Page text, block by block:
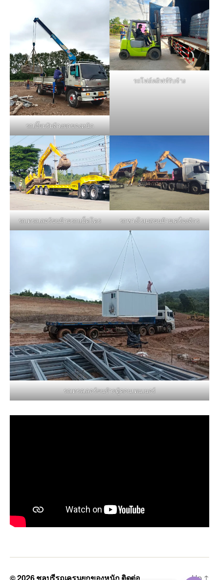
รถเฮี๊ยบรับจ้างยกของหนัก
รถโฟล์คลิฟท์รับจ้าง
รถเทรลเลอร์ขนย้ายรถแม็คโคร รถหางโรเบสขนย้ายเครื่องจักร
รถเทรลเลอร์ขนย้ายตู้คอนเทนเนอร์
© 2026ชลบุรีรถเครนยกของหนัก ติดต่อ Up ↑